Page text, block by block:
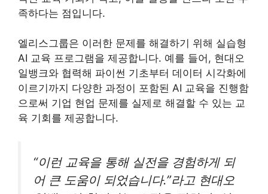
족하다는 점입니다.
엘리스그룹은 이러한 문제를 해결하기 위해 실습형
AI 교육 프로그램을 제공합니다. 예를 들어, 현대오
일뱅크와 협력해 파이썬 기초부터 데이터 시각화에
이르기까지 다양한 과정이 포함된 AI 교육을 진행함
으로써 기업 현업 문제를 실제로 해결할 수 있는 교
육 기회를 제공합니다.
“이런 교육을 통해 실전을 경험하게 되
어 큰 도움이 되었습니다.”라고 현대오